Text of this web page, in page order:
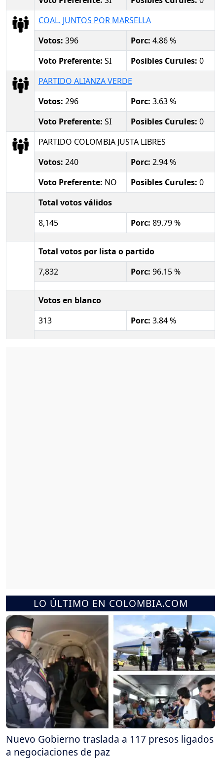
COAL. JUNTOS POR MARSELLA
Votos: 396 Porc: 4.86 %
Voto Preferente: SI Posibles Curules: 0
PARTIDO ALIANZA VERDE
Votos: 296 Porc: 3.63 %
Voto Preferente: SI Posibles Curules: 0
PARTIDO COLOMBIA JUSTA LIBRES
Votos: 240 Porc: 2.94 %
Voto Preferente: NO Posibles Curules: 0
Total votos válidos
8,145
Porc: 89.79 %
Total votos por lista o partido
7,832
Porc: 96.15 %
Votos en blanco
313
Porc: 3.84 %
LO ÚLTIMO EN COLOMBIA.COM
Nuevo Gobierno traslada a 117 presos ligados
a negociaciones de paz